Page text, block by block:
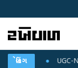
બ્રેકિંગ
UGC-NET પરીક્ષા